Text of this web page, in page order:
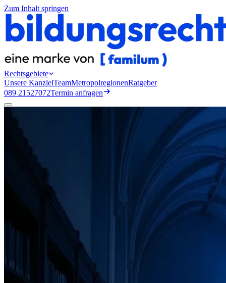
Zum Inhalt springen
Rechtsgebiete
Unsere KanzleiTeamMetropolregionenRatgeber
089 21527072Termin anfragen